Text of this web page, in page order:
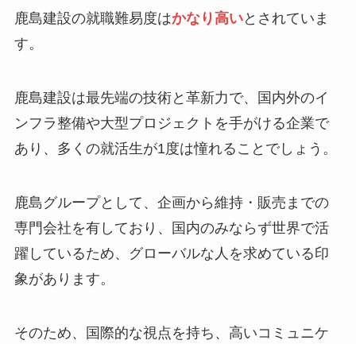
鹿島建設の就職難易度はかなり高いとされていま
す。
鹿島建設は最先端の技術と革新力で、国内外のイ
ンフラ整備や大型プロジェクトを手がける企業で
あり、多くの就活生が1度は憧れることでしょう。
鹿島グループとして、企画から維持・販売までの
専門会社を有しており、国内のみならず世界で活
躍しているため、グローバルな人を求めている印
象があります。
そのため、国際的な視点を持ち、高いコミュニケ